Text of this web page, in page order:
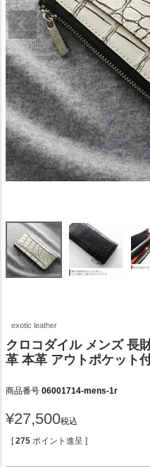
exotic leather
クロコダイル メンズ 長
革 本革 アウトポケット
商品番号 06001714-mens-1r
¥27,500税込
[ 275 ポイント進呈 ]